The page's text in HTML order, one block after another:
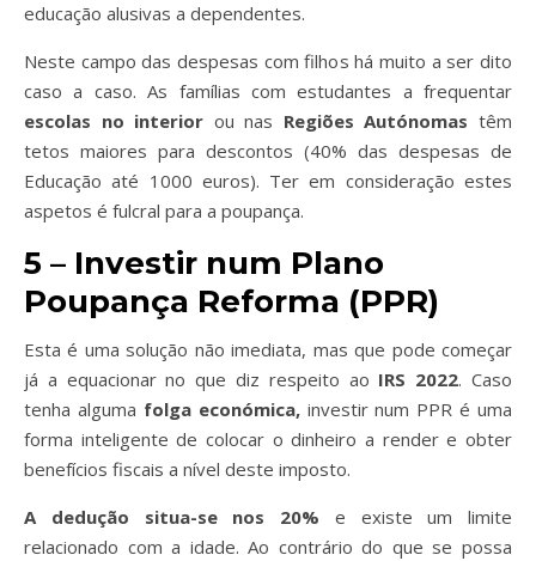
educação alusivas a dependentes.
Neste campo das despesas com filhos há muito a ser dito
caso a caso. As famílias com estudantes a frequentar
escolas no interior ou nas Regiões Autónomastêm
tetos maiores para descontos (40% das despesas de
Educação até 1000 euros). Ter em consideração estes
aspetos é fulcral para a poupança.
5 – Investir num Plano
Poupança Reforma (PPR)
Esta é uma solução não imediata, mas que pode começar
já a equacionar no que diz respeito ao IRS 2022. Caso
tenha alguma folga económica, investir num PPR é uma
forma inteligente de colocar o dinheiro a render e obter
benefícios fiscais a nível deste imposto.
A dedução situa-se nos 20% e existe um limite
relacionado com a idade. Ao contrário do que se possa